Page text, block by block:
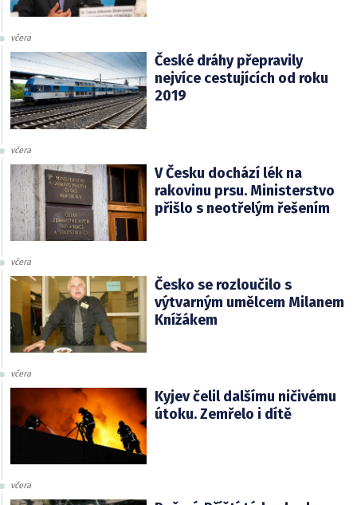
včera
České dráhy přepravily
nejvíce cestujících od roku
2019
včera
V Česku dochází lék na
rakovinu prsu. Ministerstvo
přišlo s neotřelým řešením
včera
Česko se rozloučilo s
výtvarným umělcem Milanem
Knížákem
včera
Kyjev čelil dalšímu ničivému
útoku. Zemřelo i dítě
včera